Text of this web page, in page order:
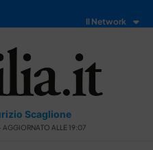
Il Network
Scaglione
ALLE 19:07